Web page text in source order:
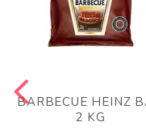
BARBECUE HEINZ
2 KG